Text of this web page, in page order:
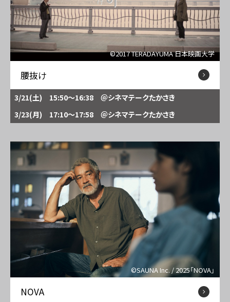
©2017 TERADAYUMA 日本映画大学
腰抜け
3/21(土) 15:50～16:38 ＠シネマテークたかさき
3/23(月) 17:10～17:58 ＠シネマテークたかさき
©SAUNA Inc. / 2025「NOVA」
NOVA